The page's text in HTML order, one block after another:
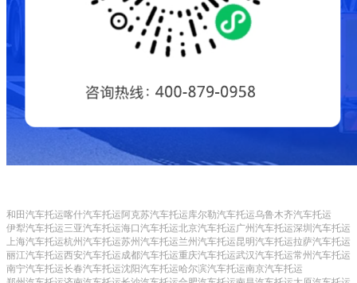
和田汽车托运喀什汽车托运 阿克苏汽车托运库尔勒汽车托运乌鲁木齐汽车托运
伊犁汽车托运三亚汽车托运海口汽车托运北京汽车托运广州汽车托运深圳汽车托运
上海汽车托运杭州汽车托运苏州汽车托运兰州汽车托运昆明汽车托运拉萨汽车托运
丽江汽车托运西安汽车托运成都汽车托运重庆汽车托运武汉汽车托运常州汽车托运
南宁汽车托运长春汽车托运沈阳汽车托运哈尔滨汽车托运南京汽车托运